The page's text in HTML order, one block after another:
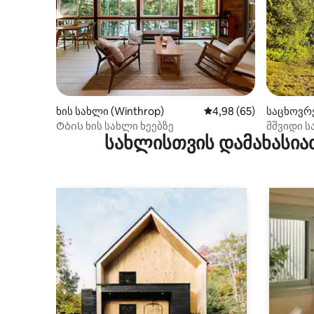
ხის სახლი (Winthrop) საშუალო შეფასებაა
4,98 (65)
Ტბის ხის სახლი ხეებზე
მშვიდი
კერძო
სახლისთვის